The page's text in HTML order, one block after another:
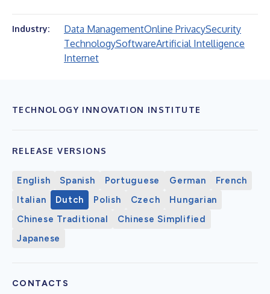
Industry: Data ManagementOnline PrivacySecurity
TechnologySoftwareArtificial Intelligence
Internet
TECHNOLOGY INNOVATION INSTITUTE
RELEASE VERSIONS
English Spanish Portuguese German
French
Italian
Dutch Polish Czech
Hungarian
Chinese Traditional
Chinese Simplified
Japanese
CONTACTS